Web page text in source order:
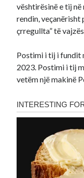
vështirësinë e tij
rendin,
çrregullta” të
Postimi i tij i fundit
2023. Postimi i tij
vetëm një makinë